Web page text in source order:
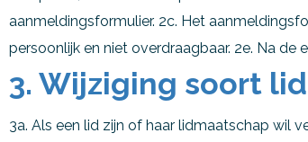
aanmeldingsformulier. 2c. Het
persoonlijk en niet overdraagbaar. 2e. Na
3. Wijziging soort
3a. Als een lid zijn of haar lidmaatschap wil